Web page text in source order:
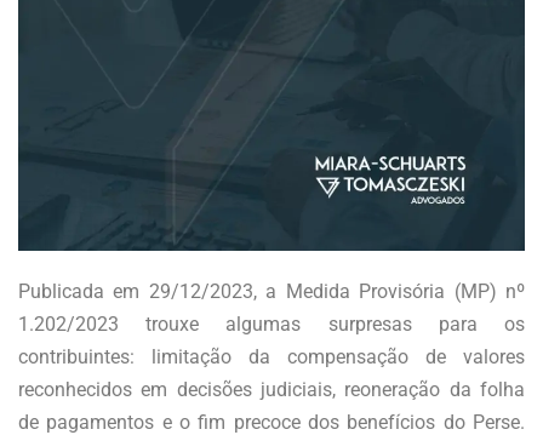
Publicada em 29/12/2023, a Medida Provisória (MP) nº
1.202/2023 trouxe algumas surpresas para os
contribuintes: limitação da compensação de valores
reconhecidos em decisões judiciais, reoneração da folha
de pagamentos e o fim precoce dos benefícios do Perse.